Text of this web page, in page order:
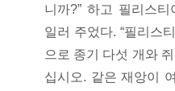
니까?” 하고 필리스
일러 주었다. “필리스
으로 종기 다섯 개와
십시오. 같은 재앙이